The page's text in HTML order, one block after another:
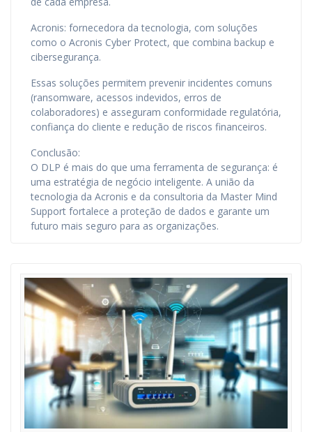
Acronis: fornecedora da tecnologia, com soluções
como o Acronis Cyber Protect, que combina backup e
cibersegurança.
Essas soluções permitem prevenir incidentes comuns
(ransomware, acessos indevidos, erros de
colaboradores) e asseguram conformidade regulatória,
confiança do cliente e redução de riscos financeiros.
Conclusão:
O DLP é mais do que uma ferramenta de segurança: é
uma estratégia de negócio inteligente. A união da
tecnologia da Acronis e da consultoria da Master Mind
Support fortalece a proteção de dados e garante um
futuro mais seguro para as organizações.